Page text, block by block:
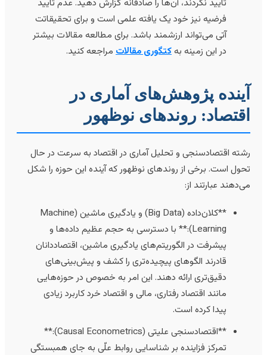
تایید نکردند، آن‌ها را صادقانه گزارش دهید. عدم تایید
فرضیه نیز خود یک یافته علمی است و برای تحقیقاتت
آتی می‌تواند ارزشمند باشد. برای مطالعه مقالات بیشتر
در این زمینه بهکتگوری مقالاتمراجعه کنید.
پژوهش‌های آماری در
روندهای نوظهور
اقتصادسنجی و تحلیل آماری در اقتصاد به سرعت در حال
است. برخی از روندهای نوظهور که آینده این حوزه را شکل
عبارتند از:
**کلان‌داده (Big Data) و یادگیری ماشین (Machine
Learning):** با دسترسی به حجم عظیم داده‌ها و
پیشرفت در الگوریتم‌های یادگیری ماشین، اقتصاددانان
قادرند الگوهای پیچیده‌تری را کشف و پیش‌بینی‌های
دقیق‌تری ارائه دهند. این امر به خصوص در حوزه‌هایی
مانند اقتصاد رفتاری، مالی و اقتصاد خرد کاربرد زیادی
پیدا کرده است.
**اقتصادسنجی علیتی (Causal Econometrics):**
تمرکز فزاینده بر شناسایی روابط علّی به جای همبستگی